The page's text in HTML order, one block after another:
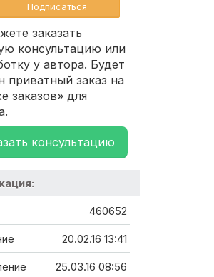
Подписаться
заказать
консультацию или
у автора. Будет
приватный заказ на
заказов» для
консультацию
460652
20.02.16 13:41
25.03.16 08:56